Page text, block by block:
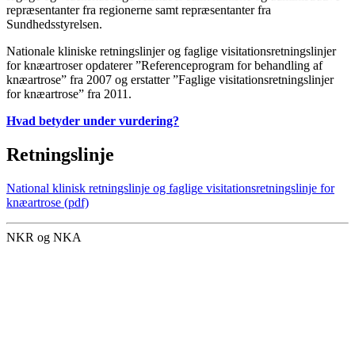
repræsentanter fra regionerne samt repræsentanter fra
Sundhedsstyrelsen.
Nationale kliniske retningslinjer og faglige visitationsretningslinjer
for knæartroser opdaterer ”Referenceprogram for behandling af
knæartrose” fra 2007 og erstatter ”Faglige visitationsretningslinjer
for knæartrose” fra 2011.
Hvad betyder under vurdering?
Retningslinje
National klinisk retningslinje og faglige visitationsretningslinje for
knæartrose (pdf)
NKR og NKA